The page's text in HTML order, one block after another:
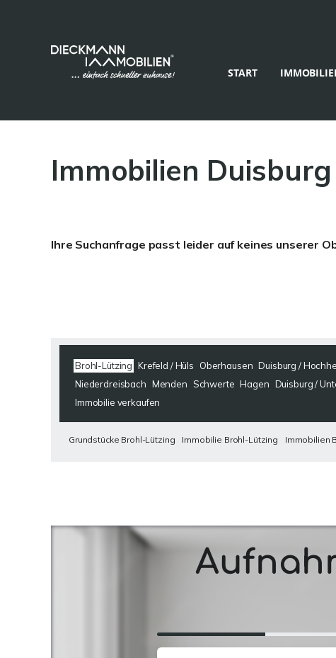
START
Immobilien
Ihre Suchanfrage passt leider auf keines unserer
Brohl-Lützing Krefeld / Hüls Oberhausen Duisburg /
Niederdreisbach Menden Schwerte Hagen Duisburg /
Immobilie verkaufen
Grundstücke Brohl-Lützing Immobilie Brohl-Lützing Immobilien